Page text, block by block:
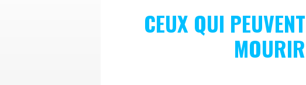
CEUX QUI PEUVENT
MOURIR